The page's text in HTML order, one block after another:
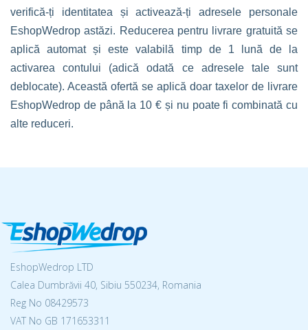
verifică-ți identitatea și activează-ți adresele personale
EshopWedrop astăzi. Reducerea pentru livrare gratuită se
aplică automat și este valabilă timp de 1 lună de la
activarea contului (adică odată ce adresele tale sunt
deblocate). Această ofertă se aplică doar taxelor de livrare
EshopWedrop de până la 10 € și nu poate fi combinată cu
alte reduceri.
EshopWedrop LTD
Calea Dumbrăvii 40, Sibiu 550234, Romania
Reg No 08429573
VAT No GB 171653311